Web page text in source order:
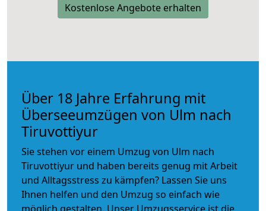
Kostenlose Angebote erhalten
Über 18 Jahre Erfahrung mit
Überseeumzügen von Ulm nach
Tiruvottiyur
Sie stehen vor einem Umzug von Ulm nach
Tiruvottiyur und haben bereits genug mit Arbeit
und Alltagsstress zu kämpfen? Lassen Sie uns
Ihnen helfen und den Umzug so einfach wie